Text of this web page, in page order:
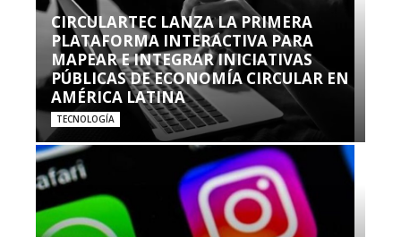
CIRCULARTEC LANZA LA PRIMERA
PLATAFORMA INTERACTIVA PARA
MAPEAR E INTEGRAR INICIATIVAS
PÚBLICAS DE ECONOMÍA CIRCULAR EN
AMÉRICA LATINA
TECNOLOGÍA